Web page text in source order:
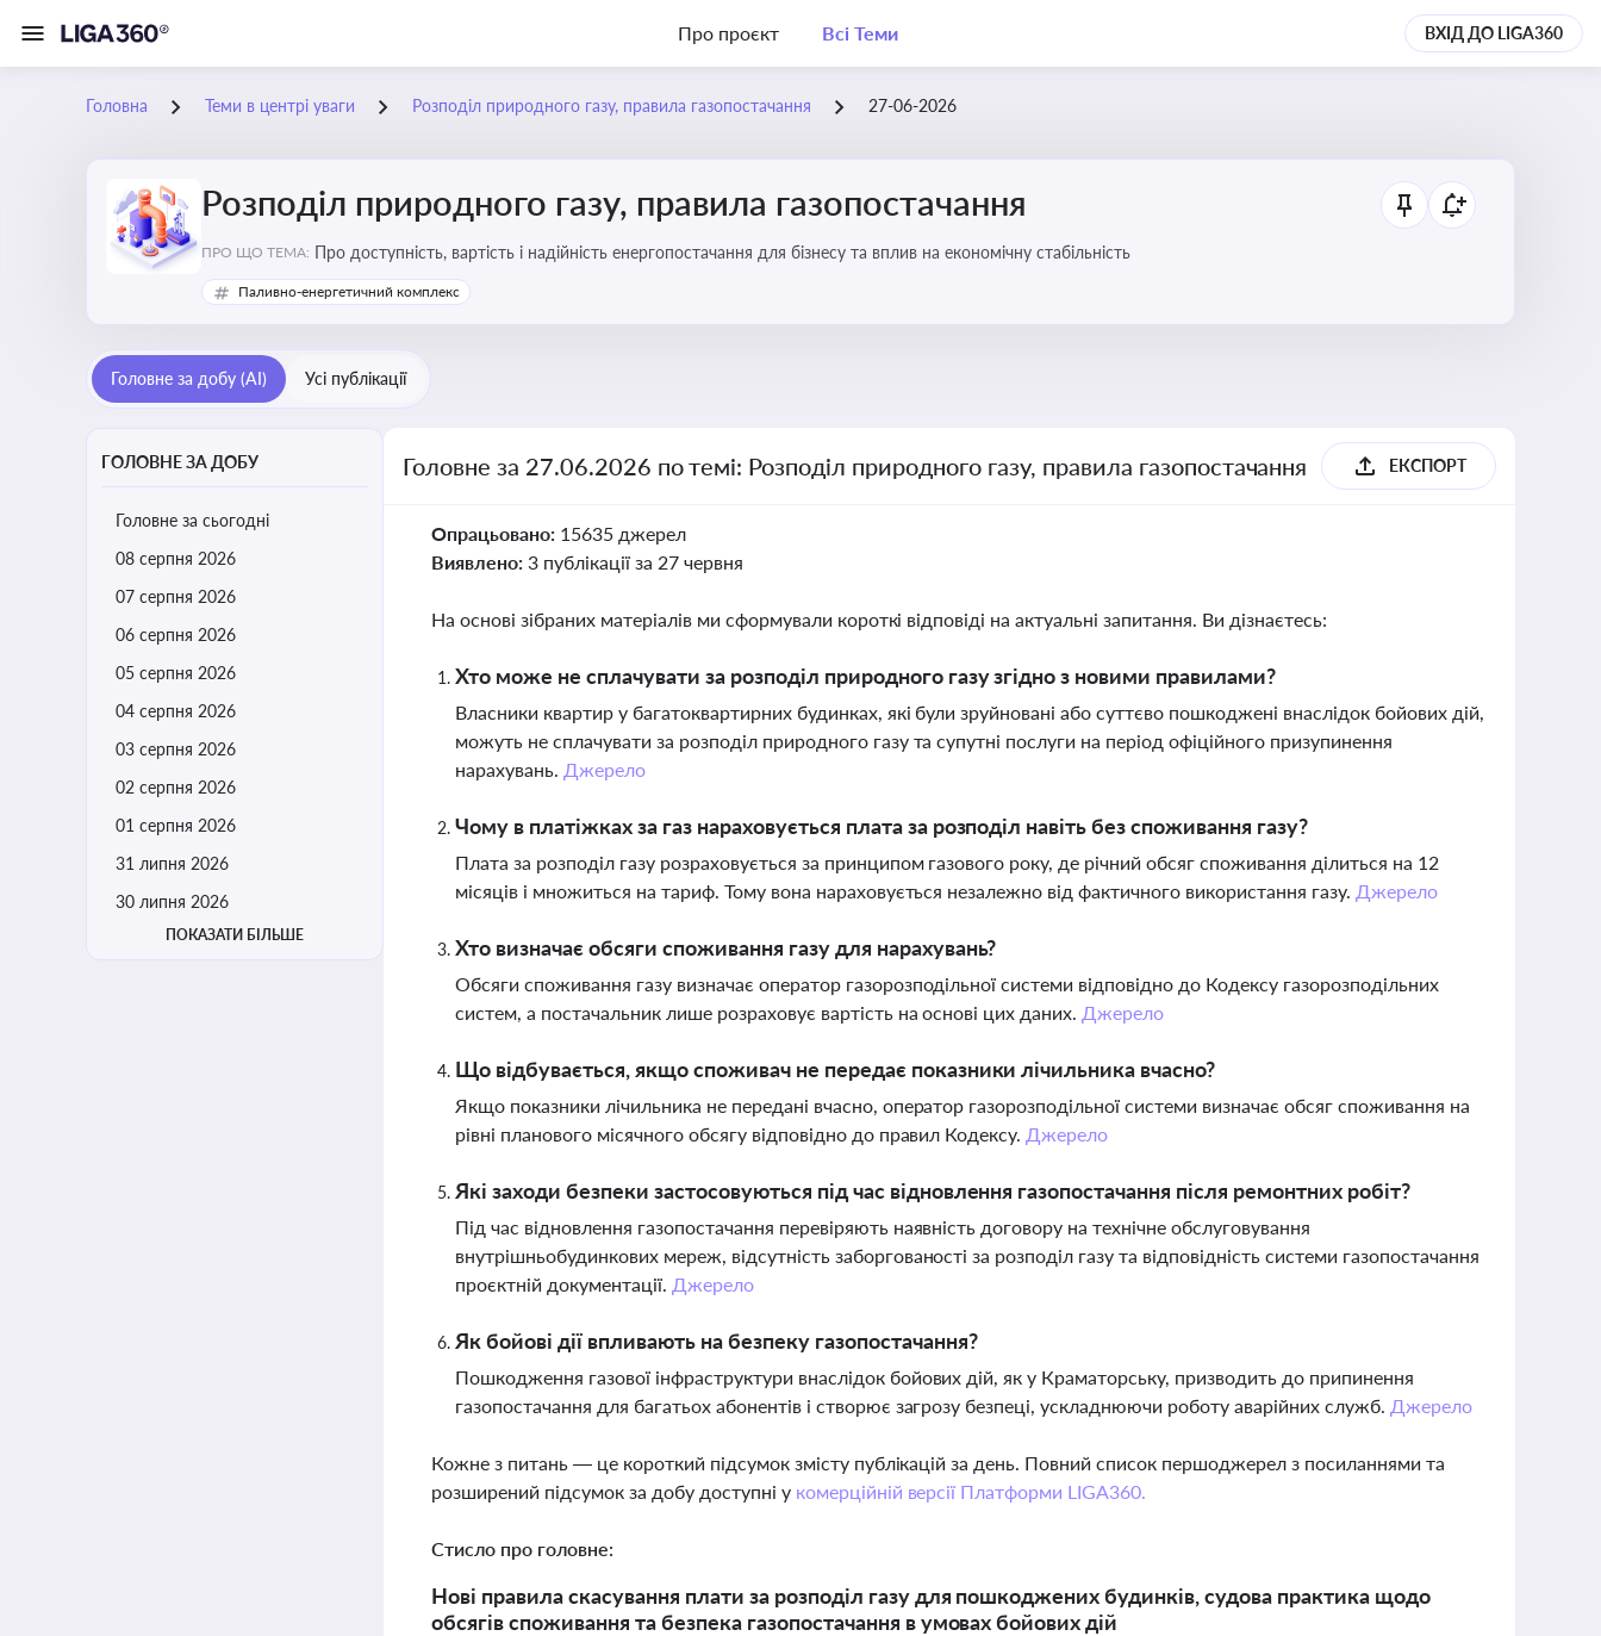
Про проєкт Всі Теми ВХІД ДО LIGA360
Головна Теми в центрі уваги Розподіл природного газу, правила газопостачання 27-06-2026
Розподіл природного газу, правила газопостачання
ПРО ЩО ТЕМА: Про доступність, вартість і надійність енергопостачання для бізнесу та вплив на економічну стабільність
Паливно-енергетичний комплекс
Головне за добу (AI) Усі публікації
ГОЛОВНЕ ЗА ДОБУ
Головне за сьогодні
08 серпня 2026
07 серпня 2026
06 серпня 2026
05 серпня 2026
04 серпня 2026
03 серпня 2026
02 серпня 2026
01 серпня 2026
31 липня 2026
30 липня 2026
ПОКАЗАТИ БІЛЬШЕ
Головне за 27.06.2026 по темі: Розподіл природного газу, правила газопостачання ЕКСПОРТ
Опрацьовано: 15635 джерел
Виявлено: 3 публікації за 27 червня
На основі зібраних матеріалів ми сформували короткі відповіді на актуальні запитання. Ви дізнаєтесь:
Хто може не сплачувати за розподіл природного газу згідно з новими правилами?
Власники квартир у багатоквартирних будинках, які були зруйновані або суттєво пошкоджені внаслідок бойових дій,
можуть не сплачувати за розподіл природного газу та супутні послуги на період офіційного призупинення
нарахувань. Джерело
Чому в платіжках за газ нараховується плата за розподіл навіть без споживання газу?
Плата за розподіл газу розраховується за принципом газового року, де річний обсяг споживання ділиться на 12
місяців і множиться на тариф. Тому вона нараховується незалежно від фактичного використання газу. Джерело
Хто визначає обсяги споживання газу для нарахувань?
Обсяги споживання газу визначає оператор газорозподільної системи відповідно до Кодексу газорозподільних
систем, а постачальник лише розраховує вартість на основі цих даних. Джерело
Що відбувається, якщо споживач не передає показники лічильника вчасно?
Якщо показники лічильника не передані вчасно, оператор газорозподільної системи визначає обсяг споживання на
рівні планового місячного обсягу відповідно до правил Кодексу. Джерело
Які заходи безпеки застосовуються під час відновлення газопостачання після ремонтних робіт?
Під час відновлення газопостачання перевіряють наявність договору на технічне обслуговування
внутрішньобудинкових мереж, відсутність заборгованості за розподіл газу та відповідність системи газопостачання
проєктній документації. Джерело
Як бойові дії впливають на безпеку газопостачання?
Пошкодження газової інфраструктури внаслідок бойових дій, як у Краматорську, призводить до припинення
газопостачання для багатьох абонентів і створює загрозу безпеці, ускладнюючи роботу аварійних служб. Джерело
Кожне з питань — це короткий підсумок змісту публікацій за день. Повний список першоджерел з посиланнями та
розширений підсумок за добу доступні у комерційній версії Платформи LIGA360.
Стисло про головне:
Нові правила скасування плати за розподіл газу для пошкоджених будинків, судова практика щодо
обсягів споживання та безпека газопостачання в умовах бойових дій